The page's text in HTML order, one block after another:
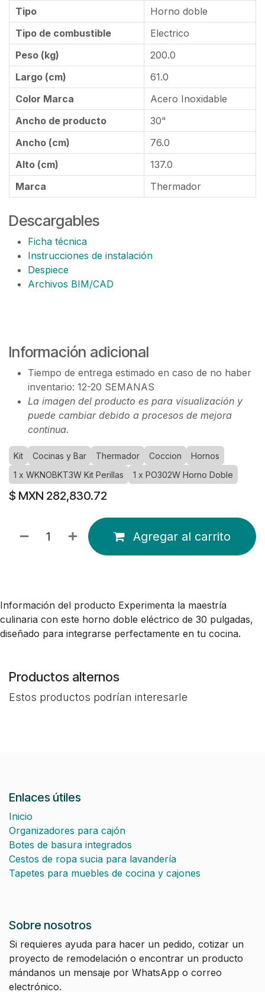
Tipo
Horno doble
Tipo de combustible
Electrico
Peso (kg)
200.0
Largo (cm)
61.0
Color Marca
Acero Inoxidable
Ancho de producto
30"
Ancho (cm)
76.0
Alto (cm)
137.0
Marca
Thermador
Descargables
Ficha técnica
Instrucciones de instalación
Despiece
Archivos BIM/CAD
Información adicional
Tiempo de entrega estimado en caso de no haber
inventario: 12-20 SEMANAS
La imagen del producto es para visualización y
puede cambiar debido a procesos de mejora
continua.
Kit Cocinas y Bar Thermador Coccion
Hornos
1 x WKNOBKT3W Kit Perillas
1 x PO302W Horno Doble
$ MXN 282,830.72
Agregar al carrito
Información del producto Experimenta la maestría
culinaria con este horno doble eléctrico de 30 pulgadas,
diseñado para integrarse perfectamente en tu cocina.
Productos alternos
Estos productos podrían interesarle
Enlaces útiles
Inicio
Organizadores para cajón
Botes de basura integrados
Cestos de ropa sucia para lavandería
Tapetes para muebles de cocina y cajones
Sobre nosotros
Si requieres ayuda para hacer un pedido, cotizar un
proyecto de remodelación o encontrar un producto
mándanos un mensaje por WhatsApp o correo
electrónico.